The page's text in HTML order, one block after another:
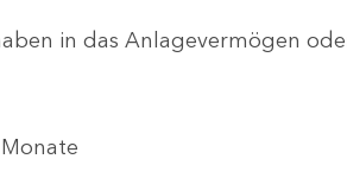
in das Anlagevermögen